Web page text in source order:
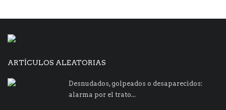
ARTÍCULOS ALEATORIAS
Desnudados, golpeados o desaparecidos:
alarma por el trato...